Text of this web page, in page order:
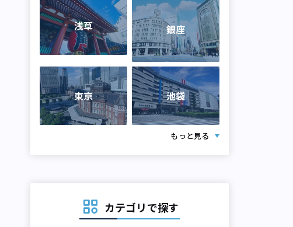
浅草 銀座
東京 池袋
もっと見る
カテゴリで探す